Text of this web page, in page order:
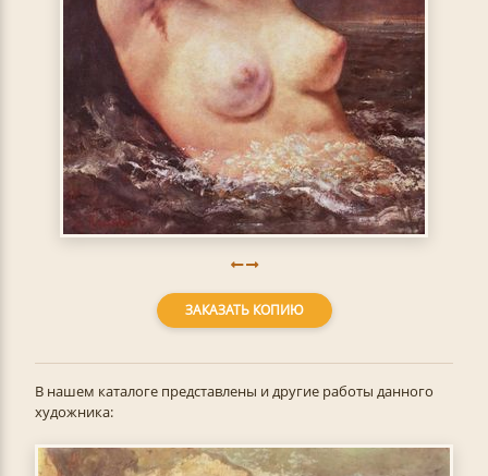
ЗАКАЗАТЬ КОПИЮ
В нашем каталоге представлены и другие работы данного
художника: